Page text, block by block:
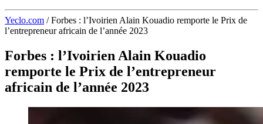
Yeclo.com / Forbes : l’Ivoirien Alain Kouadio remporte le Prix de
l’entrepreneur africain de l’année 2023
Forbes : l’Ivoirien Alain Kouadio
remporte le Prix de l’entrepreneur
africain de l’année 2023